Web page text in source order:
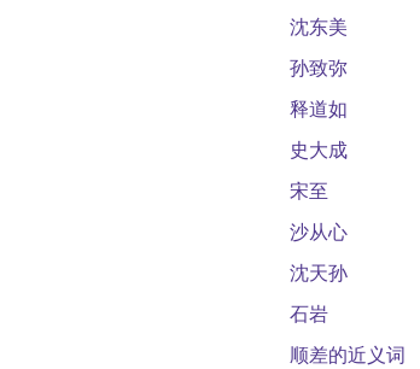
沈东美
孙致弥
释道如
史大成
宋至
沙从心
沈天孙
石岩
顺差的近义词